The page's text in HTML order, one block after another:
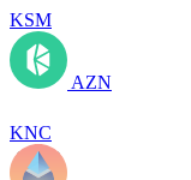
KSM
AZN
KNC